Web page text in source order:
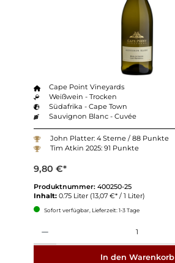
Cape Point Vineyards
Weißwein - Trocken
Südafrika - Cape Town
Sauvignon Blanc - Cuvée
John Platter: 4 Sterne / 88 Punkte
Tim Atkin 2025: 91 Punkte
9,80 €*
Produktnummer: 400250-25
Inhalt: 0.75 Liter (13,07 €* / 1 Liter)
Sofort verfügbar, Lieferzeit: 1-3 Tage
In den Warenkorb